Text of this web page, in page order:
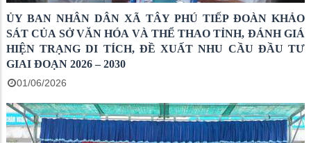
ỦY BAN NHÂN DÂN XÃ TÂY PHÚ TIẾP ĐOÀN KHẢO
SÁT CỦA SỞ VĂN HÓA VÀ THỂ THAO TỈNH, ĐÁNH GIÁ
HIỆN TRẠNG DI TÍCH, ĐỀ XUẤT NHU CẦU ĐẦU TƯ
GIAI ĐOẠN 2026 – 2030
01/06/2026